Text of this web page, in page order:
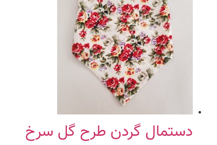
دستمال گردن طرح گل سرخ